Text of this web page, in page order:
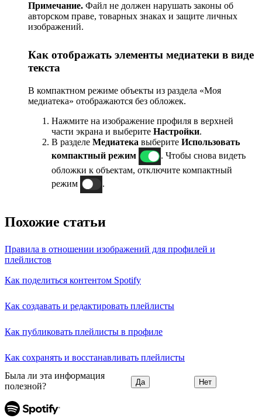
Примечание. Файл не должен нарушать законы об
авторском праве, товарных знаках и защите личных
изображений.
Как отображать элементы медиатеки в виде
текста
В компактном режиме объекты из раздела «Моя
медиатека» отображаются без обложек.
Нажмите на изображение профиля в верхней
части экрана и выберите Настройки.
В разделе Медиатека выберите Использовать
компактный режим
. Чтобы снова видеть
обложки к объектам, отключите компактный
режим
.
Похожие статьи
Правила в отношении изображений для профилей и
плейлистов
Как поделиться контентом Spotify
Как создавать и редактировать плейлисты
Как публиковать плейлисты в профиле
Как сохранять и восстанавливать плейлисты
Была ли эта информация
полезной?
Да Нет